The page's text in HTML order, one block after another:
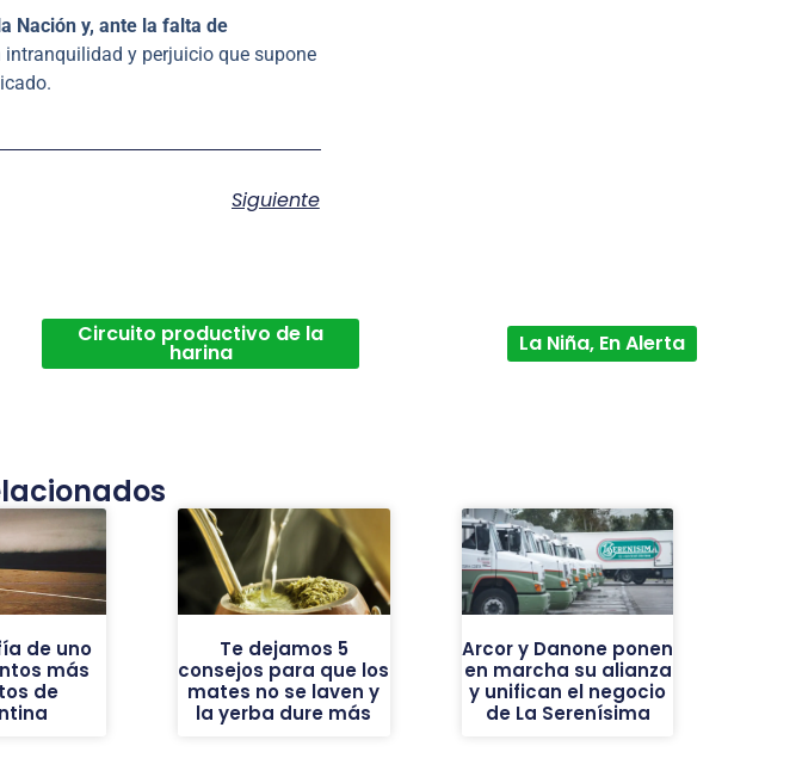
Nación y, ante la falta de
y perjuicio que supone
Siguiente
Circuito productivo de la
harina La Niña, En Alerta
de uno
más
de
Te dejamos 5
consejos para que los
mates no se laven y
la yerba dure más
Arcor y Danone ponen
en marcha su alianza
y unifican el negocio
de La Serenísima